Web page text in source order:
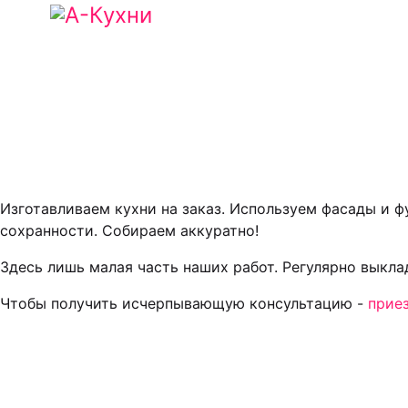
Изготавливаем кухни на заказ. Используем фасады
сохранности. Собираем аккуратно!
Здесь лишь малая часть наших работ. Регулярно
Чтобы получить исчерпывающую консультацию -